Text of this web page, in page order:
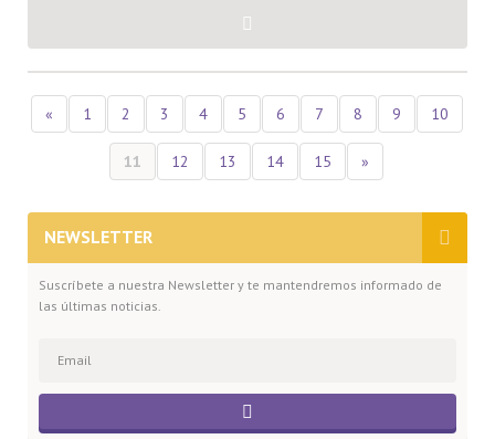
« 1 2 3 4 5 6 7 8 9 10
11 12 13 14 15 »
NEWSLETTER
Suscríbete a nuestra Newsletter y te mantendremos informado de
las últimas noticias.